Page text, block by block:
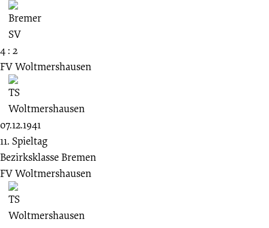
4 : 2
FV Woltmershausen
07.12.1941
11. Spieltag
Bezirksklasse Bremen
FV Woltmershausen